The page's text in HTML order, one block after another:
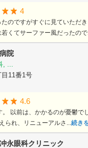
4
のですがすぐに見ていただ
くてサーファー風だったの
院
...
11番1号
4.6
以前は、かかるのが憂鬱で
られ、リニューアルさ...続き
冲永眼科クリニック